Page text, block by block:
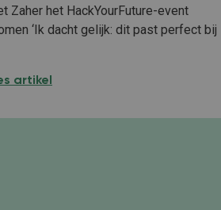
Zaher het HackYourFuture-event
‘Ik dacht gelijk: dit past perfect bij
mij een hand gegeven’:
artikel